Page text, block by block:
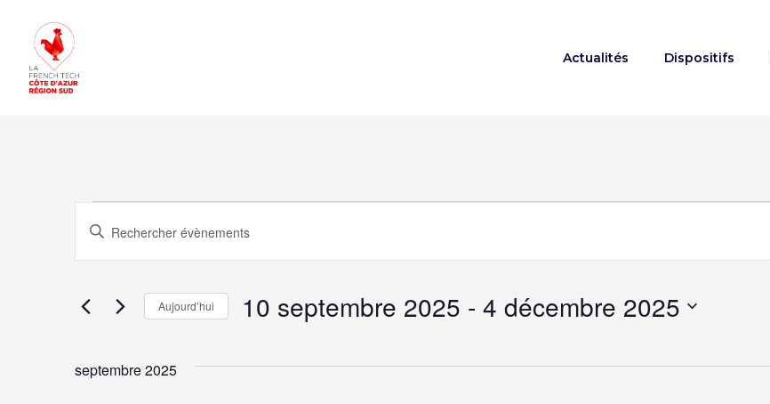
Actualités Dispositifs
Évènements
Recherche
et
navigation
de
Saisir
mot-
clé.
Rechercher
par
Aujourd’hui 10 septembre 2025 - 4 décembre 2025
une
septembre 2025